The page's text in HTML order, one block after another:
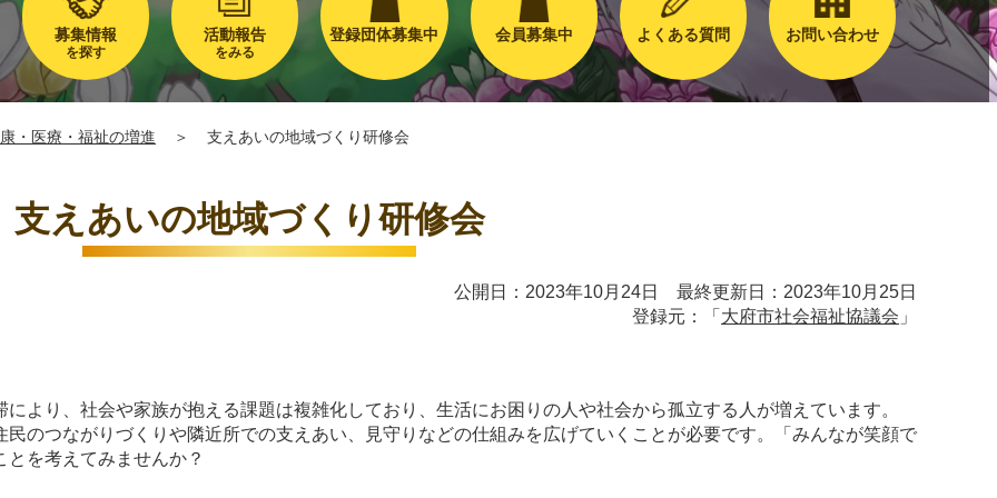
募集情報
を探す
活動報告
をみる
登録団体募集中 会員募集中 よくある質問 お問い合わせ
・医療・福祉の増進 ＞ 支えあいの地域づくり研修会
支えあいの地域づくり研修会
公開日：2023年10月24日 最終更新日：2023年10月25日
登録元：「 大府市社会福祉協議会 」
より、社会や家族が抱える課題は複雑化しており、生活にお困りの人や社会から孤立する人が増えています。
のつながりづくりや隣近所での支えあい、見守りなどの仕組みを広げていくことが必要です。「みんなが笑顔で
を考えてみませんか？